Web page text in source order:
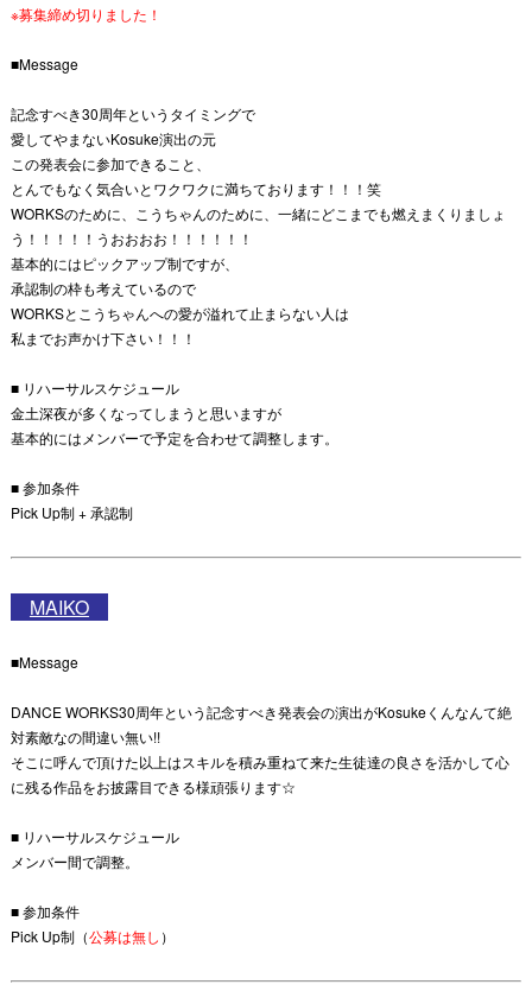
※募集締め切りました！
■Message
記念すべき30周年というタイミングで
愛してやまないKosuke演出の元
この発表会に参加できること、
とんでもなく気合いとワクワクに満ちております！！！笑
WORKSのために、こうちゃんのために、一緒にどこまでも燃えまくりましょ
う！！！！！うおおおお！！！！！！
基本的にはピックアップ制ですが、
承認制の枠も考えているので
WORKSとこうちゃんへの愛が溢れて止まらない人は
私までお声かけ下さい！！！
■ リハーサルスケジュール
金土深夜が多くなってしまうと思いますが
基本的にはメンバーで予定を合わせて調整します。
■ 参加条件
Pick Up制 + 承認制
MAIKO
■Message
DANCE WORKS30周年という記念すべき発表会の演出がKosukeくんなんて絶
対素敵なの間違い無い!!
そこに呼んで頂けた以上はスキルを積み重ねて来た生徒達の良さを活かして心
に残る作品をお披露目できる様頑張ります☆
■ リハーサルスケジュール
メンバー間で調整。
■ 参加条件
Pick Up制（公募は無し ）